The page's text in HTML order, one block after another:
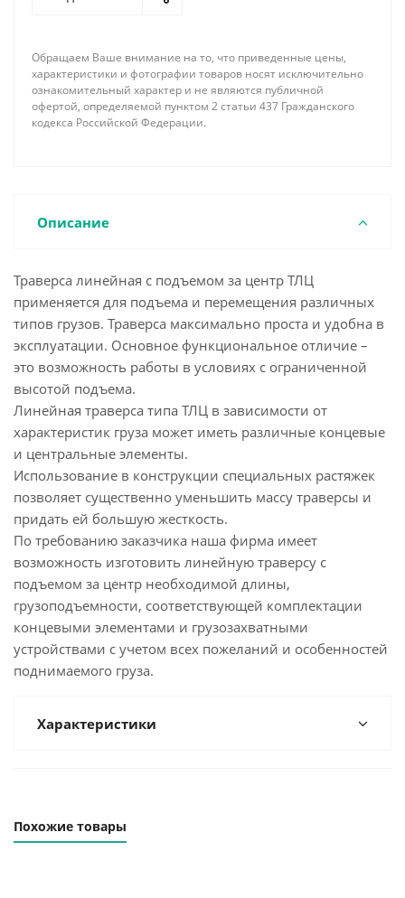
возможность изготовить линейную траверсу с
подъемом за центр необходимой длины,
грузоподъемности, соответствующей
комплектации концевыми элементами и
Обращаем Ваше внимание на то, что приведенные цены,
характеристики и фотографии товаров носят исключительно
ознакомительный характер и не являются публичной
офертой, определяемой пунктом 2 статьи 437 Гражданского
кодекса Российской Федерации.
Описание
Траверса линейная с подъемом за центр ТЛЦ
применяется для подъема и перемещения различных
типов грузов. Траверса максимально проста и удобна в
эксплуатации. Основное функциональное отличие –
это возможность работы в условиях с ограниченной
высотой подъема.
Линейная траверса типа ТЛЦ в зависимости от
характеристик груза может иметь различные концевые
и центральные элементы.
Использование в конструкции специальных растяжек
позволяет существенно уменьшить массу траверсы и
придать ей большую жесткость.
По требованию заказчика наша фирма имеет
возможность изготовить линейную траверсу с
подъемом за центр необходимой длины,
грузоподъемности, соответствующей комплектации
концевыми элементами и грузозахватными
устройствами с учетом всех пожеланий и особенностей
поднимаемого груза.
Характеристики
Похожие товары